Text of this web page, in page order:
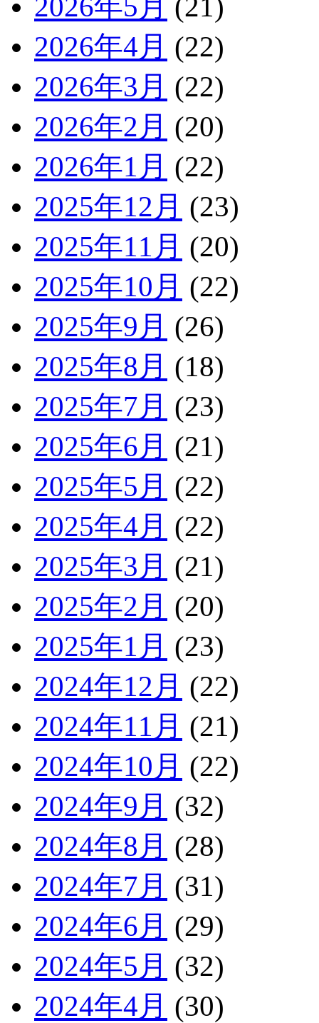
2026年4月 (22)
2026年3月 (22)
2026年2月 (20)
2026年1月 (22)
2025年12月 (23)
2025年11月 (20)
2025年10月 (22)
2025年9月 (26)
2025年8月 (18)
2025年7月 (23)
2025年6月 (21)
2025年5月 (22)
2025年4月 (22)
2025年3月 (21)
2025年2月 (20)
2025年1月 (23)
2024年12月 (22)
2024年11月 (21)
2024年10月 (22)
2024年9月 (32)
2024年8月 (28)
2024年7月 (31)
2024年6月 (29)
2024年5月 (32)
2024年4月 (30)